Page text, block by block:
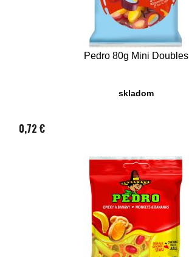
Pedro 80g Mini Doubles
skladom
0,72 €